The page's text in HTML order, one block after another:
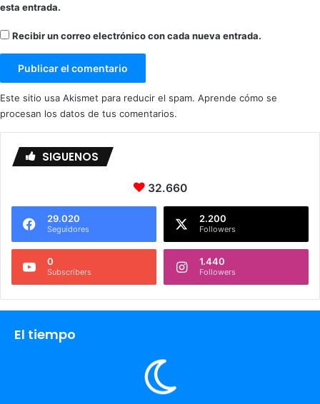
esta entrada.
Recibir un correo electrónico con cada nueva entrada.
Este sitio usa Akismet para reducir el spam. Aprende cómo se
procesan los datos de tus comentarios.
SIGUENOS
32.660
29.020
Seguidores
2.200
Followers
0
Subscribers
1.440
Followers
El tiempo